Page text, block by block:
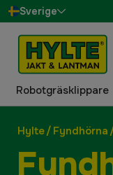
Sverige
Danmark
Suomi
Norge
Deutschland
Robotgräsklippare
Hylte/ Fyndhörna